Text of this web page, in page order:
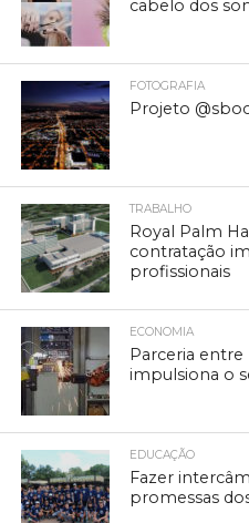
cabelo dos
FOTOGRAFIA
Projeto
TRABALHO
Royal Palm
contratação
profissionais
ECONOMIA
Parceria entre
impulsiona o
EDUCAÇÃO
Fazer
promessas